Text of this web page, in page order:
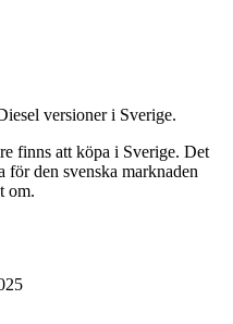
versioner i Sverige.
finns att köpa i Sverige. Det
den svenska marknaden
om.